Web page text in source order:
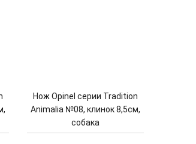
Нож Opinel серии Tradition
Animalia №08, клинок 8,5см,
собака